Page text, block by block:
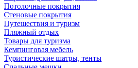
Потолочные покрытия
Стеновые покрытия
Путешествия и туризм
Пляжный отдых
Товары для туризма
Кемпинговая мебель
Туристические шатры, тенты